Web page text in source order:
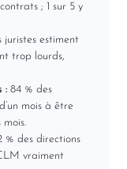
; 1 sur 5 y
estiment
trop lourds,
:84 % des
mois à être
% des directions
vraiment